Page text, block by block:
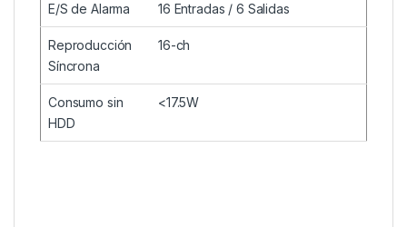
E/S de Alarma 16 Entradas / 6 Salidas
Reproducción
Síncrona
16-ch
Consumo sin
HDD
<17.5W